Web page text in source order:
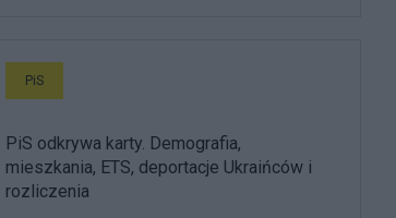
PiS
PiS odkrywa karty. Demografia,
mieszkania, ETS, deportacje Ukraińców i
rozliczenia